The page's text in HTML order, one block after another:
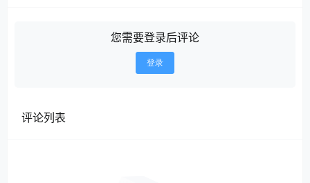
您需要登录后评论
登录
评论列表